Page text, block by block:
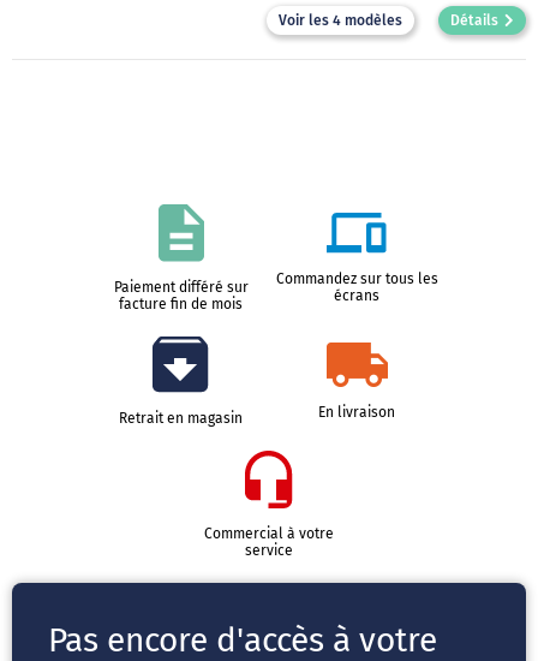
Voir les 4 modèles Détails
Paiement différé sur
facture fin de mois
Commandez sur tous les
écrans
Retrait en magasin En livraison
Commercial à votre
service
Pas encore d'accès à votre